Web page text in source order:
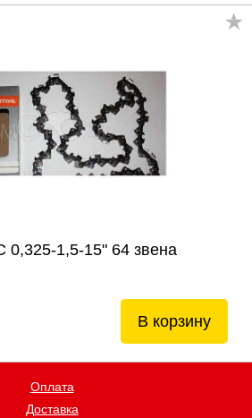
0,325-1,5-15" 64 звена
В корзину
Оплата
Доставка